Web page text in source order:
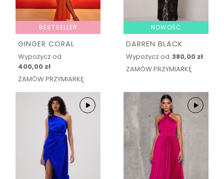
BESTSELLER
GINGER CORAL
Wypożycz od
400,00 zł
ZAMÓW PRZYMIARKĘ
NOWOŚĆ
DARREN BLACK
Wypożycz od 380,00 zł
ZAMÓW PRZYMIARKĘ